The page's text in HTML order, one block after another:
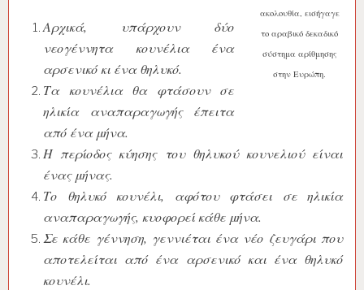
ακολουθία, εισήγαγε
το αραβικό δεκαδικό
σύστημα αρίθμησης
στην Ευρώπη.
Αρχικά, υπάρχουν δύο
νεογέννητα κουνέλια ένα
αρσενικό κι ένα θηλυκό.
Τα κουνέλια θα φτάσουν σε
ηλικία αναπαραγωγής έπειτα
από ένα μήνα.
Η περίοδος κύησης του θηλυκού κουνελιού είναι
ένας μήνας.
Το θηλυκό κουνέλι, αφότου φτάσει σε ηλικία
αναπαραγωγής, κυοφορεί κάθε μήνα.
Σε κάθε γέννηση, γεννιέται ένα νέο ζευγάρι που
αποτελείται από ένα αρσενικό και ένα θηλυκό
κουνέλι.